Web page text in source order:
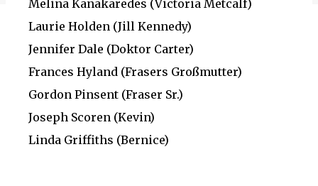
Melina Kanakaredes (Victoria Metcalf)
Laurie Holden (Jill Kennedy)
Jennifer Dale (Doktor Carter)
Frances Hyland (Frasers Großmutter)
Gordon Pinsent (Fraser Sr.)
Joseph Scoren (Kevin)
Linda Griffiths (Bernice)